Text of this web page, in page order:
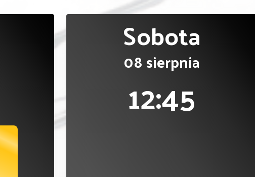
Sobota
08 sierpnia
12:45